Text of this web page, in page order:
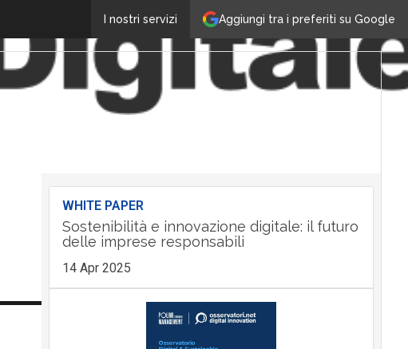
Aggiungi tra i preferiti su Google
I nostri servizi
WHITE PAPER
Sostenibilità e innovazione digitale: il futuro
delle imprese responsabili
14 Apr 2025